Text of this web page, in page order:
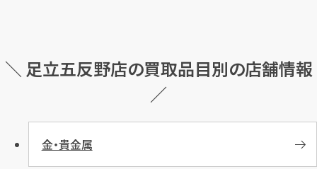
＼ 足立五反野店の買取品目別の店舗情報
／
金・貴金属